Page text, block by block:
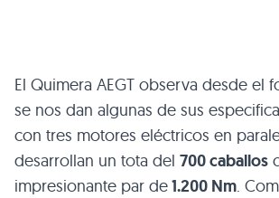
El Quimera AEGT observa desde el
se nos dan algunas de sus
con tres motores eléctricos en
desarrollan un tota del 700 caballos
impresionante par de1.200 Nm.